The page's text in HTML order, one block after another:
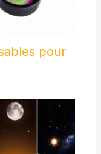
pour